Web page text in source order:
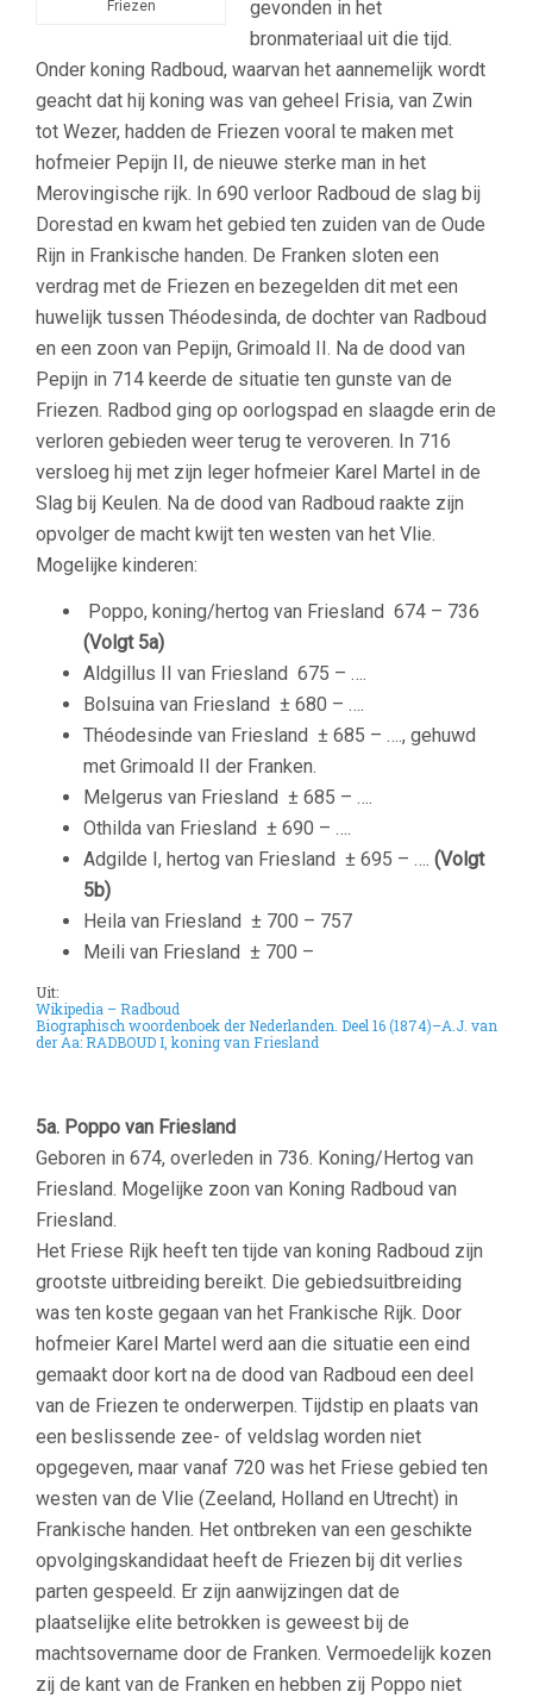
Friezen
gevonden in het
bronmateriaal uit die tijd.
Onder koning Radboud, waarvan het aannemelijk wordt
geacht dat hij koning was van geheel Frisia, van Zwin
tot Wezer, hadden de Friezen vooral te maken met
hofmeier Pepijn II, de nieuwe sterke man in het
Merovingische rijk. In 690 verloor Radboud de slag bij
Dorestad en kwam het gebied ten zuiden van de Oude
Rijn in Frankische handen. De Franken sloten een
verdrag met de Friezen en bezegelden dit met een
huwelijk tussen Théodesinda, de dochter van Radboud
en een zoon van Pepijn, Grimoald II. Na de dood van
Pepijn in 714 keerde de situatie ten gunste van de
Friezen. Radbod ging op oorlogspad en slaagde erin de
verloren gebieden weer terug te veroveren. In 716
versloeg hij met zijn leger hofmeier Karel Martel in de
Slag bij Keulen. Na de dood van Radboud raakte zijn
opvolger de macht kwijt ten westen van het Vlie.
Mogelijke kinderen:
Poppo, koning/hertog van Friesland 674 – 736
(Volgt 5a)
Aldgillus II van Friesland 675 – ….
Bolsuina van Friesland ± 680 – ….
Théodesinde van Friesland ± 685 – …., gehuwd
met Grimoald II der Franken.
Melgerus van Friesland ± 685 – ….
Othilda van Friesland ± 690 – ….
Adgilde I, hertog van Friesland ± 695 – …. (Volgt
5b)
Heila van Friesland ± 700 – 757
Meili van Friesland ± 700 –
Uit:
Wikipedia – Radboud
Biographisch woordenboek der Nederlanden. Deel 16 (1874)–A.J. van
der Aa: RADBOUD I, koning van Friesland
5a. Poppo van Friesland
Geboren in 674, overleden in 736. Koning/Hertog van
Friesland. Mogelijke zoon van Koning Radboud van
Friesland.
Het Friese Rijk heeft ten tijde van koning Radboud zijn
grootste uitbreiding bereikt. Die gebiedsuitbreiding
was ten koste gegaan van het Frankische Rijk. Door
hofmeier Karel Martel werd aan die situatie een eind
gemaakt door kort na de dood van Radboud een deel
van de Friezen te onderwerpen. Tijdstip en plaats van
een beslissende zee- of veldslag worden niet
opgegeven, maar vanaf 720 was het Friese gebied ten
westen van de Vlie (Zeeland, Holland en Utrecht) in
Frankische handen. Het ontbreken van een geschikte
opvolgingskandidaat heeft de Friezen bij dit verlies
parten gespeeld. Er zijn aanwijzingen dat de
plaatselijke elite betrokken is geweest bij de
machtsovername door de Franken. Vermoedelijk kozen
zij de kant van de Franken en hebben zij Poppo niet